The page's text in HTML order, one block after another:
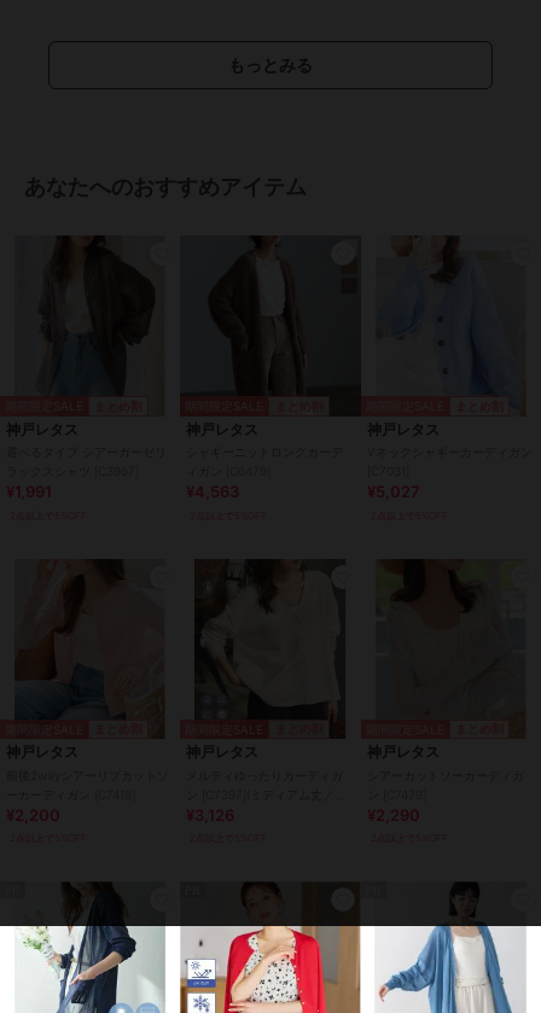
着丈 110
身幅 61
袖口幅 14#コウベレタス
期間限定セール開催中
／
トップス ／
ネイビー、ミディアム ネイビー、
グ ブラック、ショート ベージ
ュ、ロング ベージュ、ショート
ロング ホワイト、ショート ベビ
ク、ロング ベビーピンク、ショー
ト ダスティブルー、ミディアム
ダスティブルー、ロング ダスティ
ブルー、ショート ライトカーキ、
ライトカーキ
素材
ポリエステル100%
特徴
トップス
ニット素材/ ポリエステル素材/
無地
/長袖/UVカット加工 /
もっとみる
あなたへのおすすめアイテム
神戸レタス
¥1,991
神戸レタス
¥4,563
神戸レタス
¥5,027
神戸レタス
¥2,200
期間限定SALE
神戸レタス
ング丈)
¥3,126
神戸レタス
¥2,290